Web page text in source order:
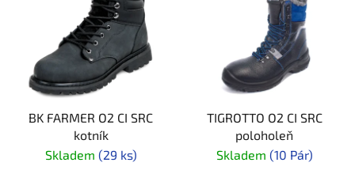
BK FARMER O2 CI SRC
kotník
Skladem (29 ks)
TIGROTTO O2 CI SRC
poloholeň
Skladem (10 Pár)